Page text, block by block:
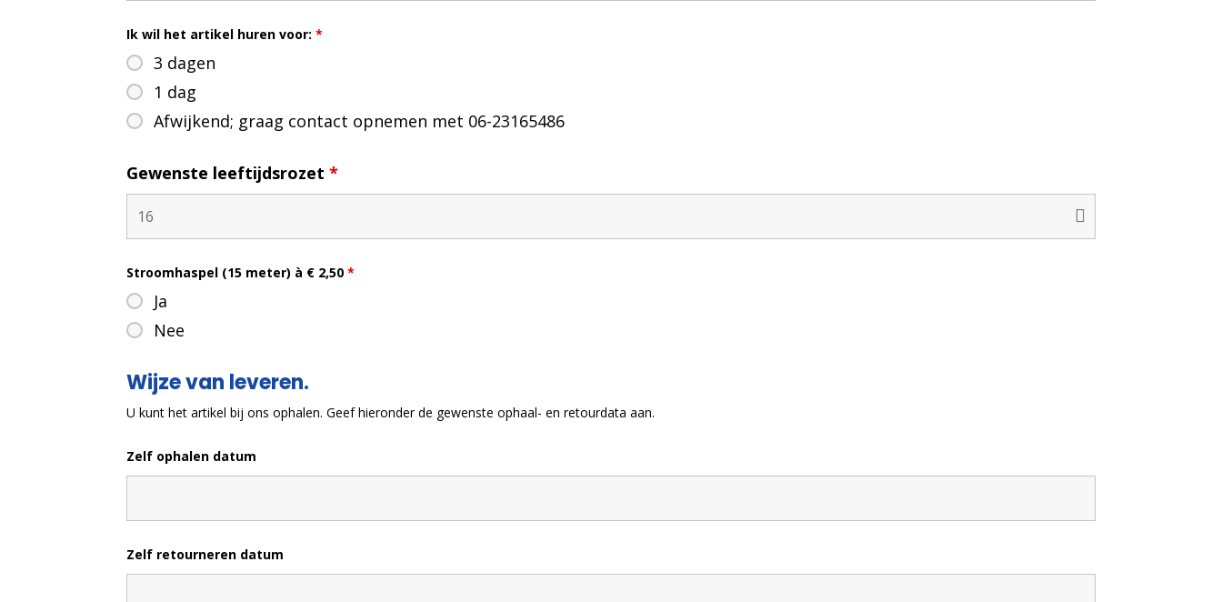
Ik wil het artikel huren voor:*
3 dagen
1 dag
Afwijkend; graag contact opnemen met 06-23165486
Gewenste leeftijdsrozet*
Stroomhaspel (15 meter) à € 2,50*
Ja
Nee
Wijze van leveren.
U kunt het artikel bij ons ophalen. Geef hieronder de gewenste ophaal- en retourdata aan.
Zelf ophalen datum
Zelf retourneren datum